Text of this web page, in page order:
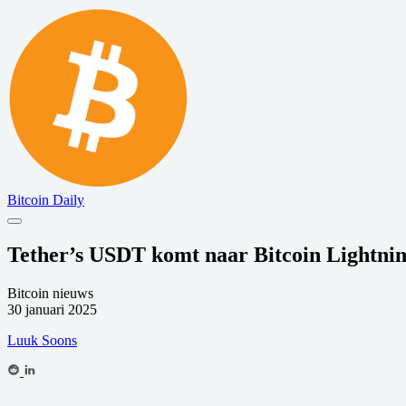
Bitcoin Daily
Tether’s USDT komt naar Bitcoin
Bitcoin nieuws
30 januari 2025
Luuk Soons